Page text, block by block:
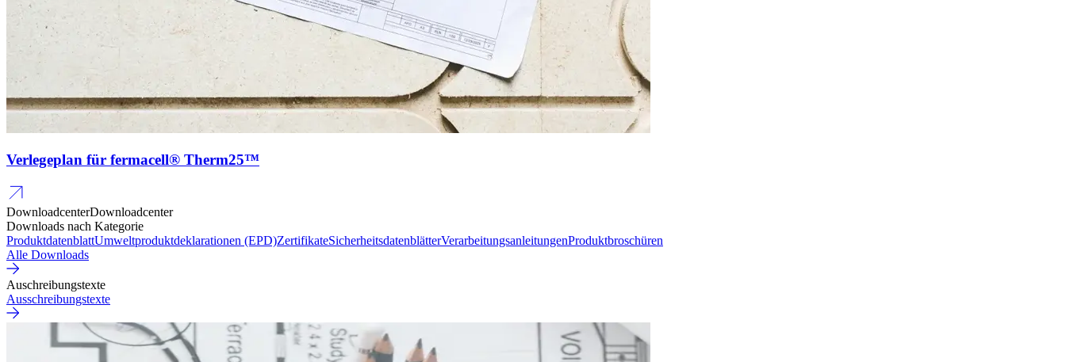
Verlegeplan für fermacell® Therm25™
DownloadcenterDownloadcenter
Downloads nach Kategorie
ProduktdatenblattUmweltproduktdeklarationen (EPD)ZertifikateSicherheitsdatenblätterVerarbeitungsanleitungenProduktbroschüren
Alle Downloads
Auschreibungstexte
Ausschreibungstexte